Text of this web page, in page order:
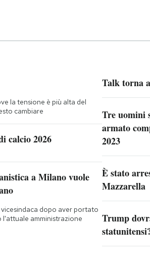
la tensione è più alta del
cambiare
calcio 2026
a Milano vuole
dopo aver portato
l'attuale amministrazione
Talk torna
Tre uomini
armato
2023
È stato
Mazzarella
Trump